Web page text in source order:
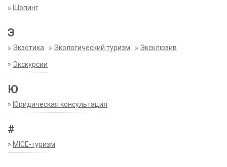
» Шопинг
Э
» Экзотика » Экологический туризм » Эксклюзив
» Экскурсии
Ю
» Юридическая консультация
#
» MICE-туризм